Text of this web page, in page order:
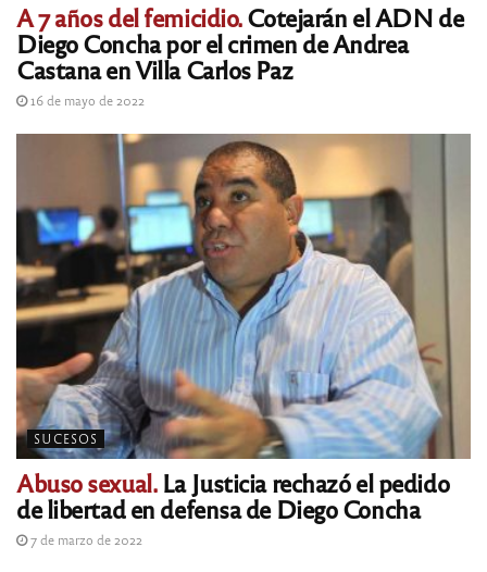
A 7 años del femicidio.Cotejarán el ADN de
Diego Concha por el crimen de Andrea
Castana en Villa Carlos Paz
16 de mayo de 2022
SUCESOS
Abuso sexual.La Justicia rechazó el pedido
de libertad en defensa de Diego Concha
7 de marzo de 2022